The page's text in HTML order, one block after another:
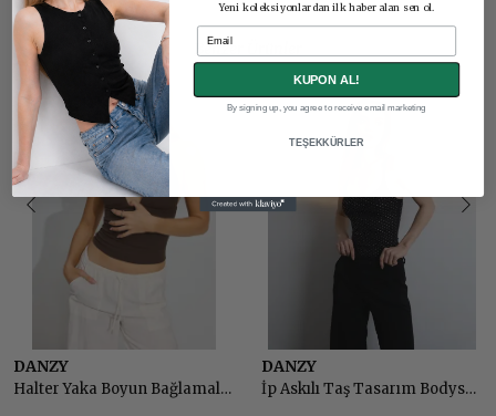
Benzer Ürünler
DANZY
Halter Yaka Boyun Bağlamalı Sırt Dekolteli Top Body
DANZY
İp Askılı Taş Tasarım Bodysuit - SİYAH
Yeni koleksiyonlardan ilk haber alan sen ol.
Email
KUPON AL!
By signing up, you agree to receive email marketing
TEŞEKKÜRLER